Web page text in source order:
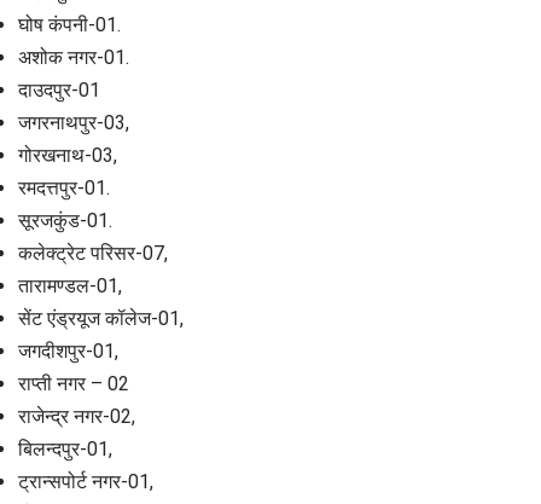
घोष कंपनी-01.
अशोक नगर-01.
दाउदपुर-01
जगरनाथपुर-03,
गोरखनाथ-03,
रमदत्तपुर-01.
सूरजकुंड-01.
कलेक्ट्रेट परिसर-07,
तारामण्डल-01,
सेंट एंड्रयूज कॉलेज-01,
जगदीशपुर-01,
राप्ती नगर – 02
राजेन्द्र नगर-02,
बिलन्दपुर-01,
ट्रान्सपोर्ट नगर-01,